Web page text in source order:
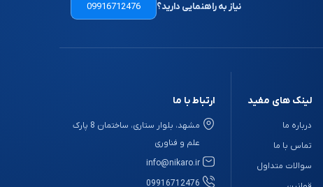
نیاز به راهنمایی دارید؟ 09916712476
لینک های مفید
درباره ما
تماس با ما
سوالات متداول
ارتباط با ما
مشهد، بلوار ستاری، ساختمان 8 پارک
علم و فناوری
info@nikaro.ir
09916712476